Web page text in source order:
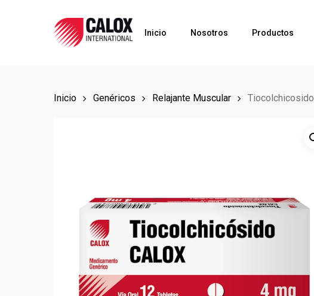
Inicio Nosotros Productos
Inicio Genéricos Relajante Muscular Tiocolchicosido